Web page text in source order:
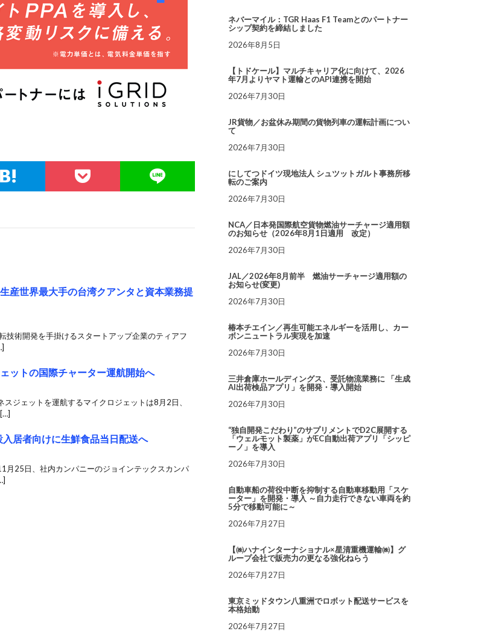
産世界最大手の台湾クアンタと資本業務提
技術開発を手掛けるスタートアップ企業のティアフ
ットの国際チャーター運航開始へ
ジェットを運航するマイクロジェットは8月2日、
居者向けに生鮮食品当日配送へ
月25日、社内カンパニーのジョインテックスカンパ
ネバーマイル：TGR Haas F1 Teamとのパートナー
シップ契約を締結しました
2026年8月5日
【トドケール】マルチキャリア化に向けて、2026
年7月よりヤマト運輸とのAPI連携を開始
2026年7月30日
JR貨物／お盆休み期間の貨物列車の運転計画につい
て
2026年7月30日
にしてつドイツ現地法人 シュツットガルト事務所移
転のご案内
2026年7月30日
NCA／日本発国際航空貨物燃油サーチャージ適用額
のお知らせ（2026年8月1日適用 改定）
2026年7月30日
JAL／2026年8月前半 燃油サーチャージ適用額の
お知らせ(変更)
2026年7月30日
椿本チエイン／再生可能エネルギーを活用し、カー
ボンニュートラル実現を加速
2026年7月30日
三井倉庫ホールディングス、受託物流業務に 「生成
AI出荷検品アプリ」を開発・導入開始
2026年7月30日
“独自開発こだわり”のサプリメントでD2C展開する
「ウェルモット製薬」がEC自動出荷アプリ「シッピ
ーノ」を導入
2026年7月30日
自動車船の荷役中断を抑制する自動車移動用「スケ
ーター」を開発・導入 ～自力走行できない車両を約
5分で移動可能に～
2026年7月27日
【㈱ハナインターナショナル×星清重機運輸㈱】グ
ループ会社で販売力の更なる強化ねらう
2026年7月27日
東京ミッドタウン八重洲でロボット配送サービスを
本格始動
2026年7月27日